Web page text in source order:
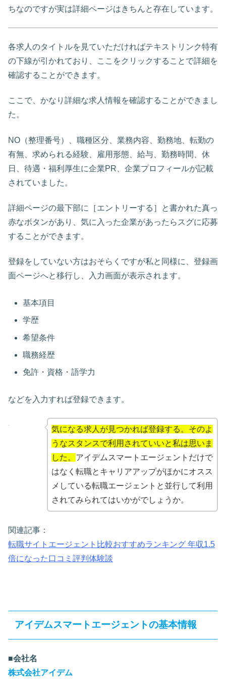
ちなのですが実は詳細ページはきちんと存在しています。
各求人のタイトルを見ていただければテキストリンク特有
の下線が引かれており、ここをクリックすることで詳細を
確認することができます。
ここで、かなり詳細な求人情報を確認することができまし
た。
NO（整理番号）、職種区分、業務内容、勤務地、転勤の
有無、求められる経験、雇用形態、給与、勤務時間、休
日、待遇・福利厚生に企業PR、企業プロフィールが記載
されていました。
詳細ページの最下部に［エントリーする］と書かれた真っ
赤なボタンがあり、気に入った企業があったらスグに応募
することができます。
登録をしていない方はおそらくですが私と同様に、登録画
面ページへと移行し、入力画面が表示されます。
基本項目
学歴
希望条件
職務経歴
免許・資格・語学力
などを入力すれば登録できます。
気になる求人が見つかれば登録する。そのよ
うなスタンスで利用されていいと私は思いま
した。 アイデムスマートエージェントだけで
はなく転職とキャリアアップがほかにオスス
メしている転職エージェントと並行して利用
されてみられてはいかがでしょうか。
関連記事：
転職サイトエージェント比較おすすめランキング 年収1.5
倍になった口コミ評判体験談
アイデムスマートエージェントの基本情報
■会社名
株式会社アイデム